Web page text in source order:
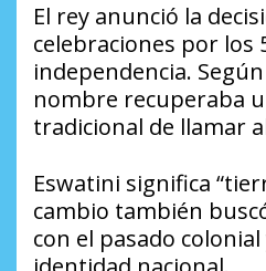
El rey anunció la
celebraciones por los
independencia.
nombre recuperaba
tradicional de llamar
Eswatini significa
cambio también
con el pasado